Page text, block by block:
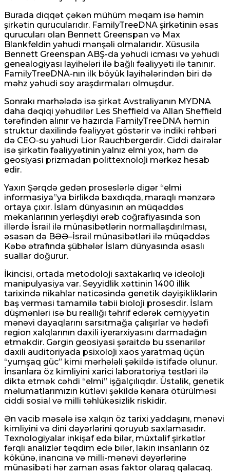
Burada diqqət çəkən mühüm məqam isə həmin
şirkətin qurucularıdır. FamilyTreeDNA şirkətinin əsas
qurucuları olan Bennett Greenspan və Max
Blankfeldin yəhudi mənşəli olmalarıdır. Xüsusilə
Bennett Greenspan ABŞ-da yəhudi icması və yəhudi
genealogiyası layihələri ilə bağlı fəaliyyəti ilə tanınır.
FamilyTreeDNA-nın ilk böyük layihələrindən biri də
məhz yəhudi soy araşdırmaları olmuşdur.
Sonrakı mərhələdə isə şirkət Avstraliyanın MYDNA
daha dəqiqi yəhudilər Les Sheffield və Allan Sheffield
tərəfindən alınır və hazırda FamilyTreeDNA həmin
struktur daxilində fəaliyyət göstərir və indiki rəhbəri
də CEO-su yəhudi Lior Rauchbergerdir. Ciddi dairələr
isə şirkətin fəaliyyətinin yalnız elmi yox, həm də
geosiyasi prizmadan polittexnoloji mərkəz hesab
edir.
Yaxın Şərqdə gedən proseslərlə digər “elmi
informasiya”ya birlikdə baxdıqda, maraqlı mənzərə
ortaya çıxır. İslam dünyasının ən müqəddəs
məkanlarının yerləşdiyi ərəb coğrafiyasında son
illərdə İsrail ilə münasibətlərin normallaşdırılması,
əsasən də BƏƏ–İsrail münasibətləri ilə müqəddəs
Kəbə ətrafında şübhələr İslam dünyasında əsaslı
suallar doğurur.
İkincisi, ortada metodoloji saxtakarlıq və ideoloji
manipulyasiya var. Seyyidlik xəttinin 1400 illik
tarixində nikahlar nəticəsində genetik dəyişikliklərin
baş verməsi tamamilə təbii bioloji prosesdir. İslam
düşmənləri isə bu reallığı təhrif edərək cəmiyyətin
mənəvi dayaqlarını sarsıtmağa çalışırlar və hədəfi
region xalqlarının daxili iyerarxiyasını darmadağın
etməkdir. Gərgin geosiyasi şəraitdə bu ssenarilər
daxili auditoriyada psixoloji xaos yaratmaq üçün
“yumşaq güc” kimi mərhələli şəkildə istifadə olunur.
İnsanlara öz kimliyini xarici laboratoriya testləri ilə
diktə etmək cəhdi “elmi” işğalçılıqdır. Üstəlik, genetik
məlumatlarımızın kütləvi şəkildə kənara ötürülməsi
ciddi sosial və milli təhlükəsizlik riskidir.
Ən vacib məsələ isə xalqın öz tarixi yaddaşını, mənəvi
kimliyini və dini dəyərlərini qoruyub saxlamasıdır.
Texnologiyalar inkişaf edə bilər, müxtəlif şirkətlər
fərqli analizlər təqdim edə bilər, lakin insanların öz
kökünə, inancına və milli-mənəvi dəyərlərinə
münasibəti hər zaman əsas faktor olaraq qalacaq.